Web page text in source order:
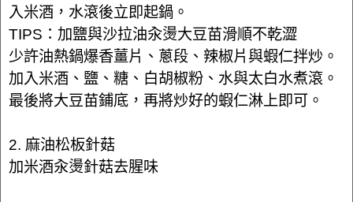
入米酒，水滾後立即起鍋。
TIPS：加鹽與沙拉油汆燙大豆苗滑順不乾澀
少許油熱鍋爆香薑片、蔥段、辣椒片與蝦仁拌炒。
加入米酒、鹽、糖、白胡椒粉、水與太白水煮滾。
最後將大豆苗鋪底，再將炒好的蝦仁淋上即可。
2. 麻油松板針菇
加米酒汆燙針菇去腥味